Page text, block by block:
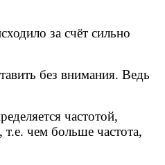
за счёт сильно
без внимания. Ведь
частотой,
чем больше частота,